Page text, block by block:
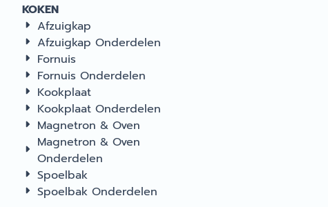
KOKEN
Afzuigkap
Afzuigkap Onderdelen
Fornuis
Fornuis Onderdelen
Kookplaat
Kookplaat Onderdelen
Magnetron & Oven
Magnetron & Oven
Onderdelen
Spoelbak
Spoelbak Onderdelen